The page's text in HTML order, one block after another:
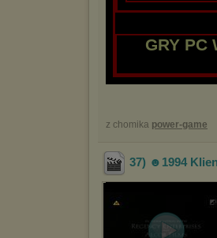
GRY PC
z chomika power-game
37) ☻1994